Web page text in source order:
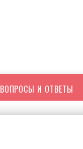
ВОПРОСЫ И ОТВЕТЫ